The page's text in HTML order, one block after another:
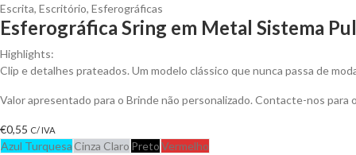
Escrita, Escritório, Esferográficas
Esferográfica Sring em Metal Sistema
Highlights:
Clip e detalhes prateados. Um modelo clássico que nunca passa de
Valor apresentado para o Brinde não personalizado. Contacte-nos
€0,55 C/ IVA
Azul Turquesa Cinza Claro PretoVermelho